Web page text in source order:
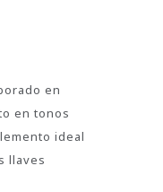
en
en tonos
ideal
llaves